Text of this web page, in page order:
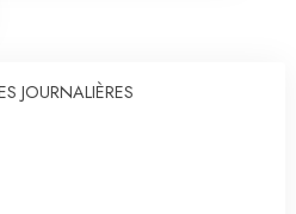
JOURNALIÈRES